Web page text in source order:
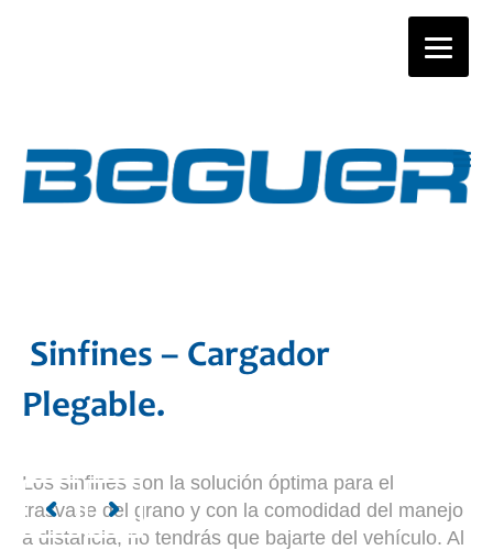
Sinfines – Sinfín
Cargador
Sinfines – Cargador
Plegable.
Los sinfines son la solución óptima para el
trasvase del grano y con la comodidad del manejo
a distancia, no tendrás que bajarte del vehículo. Al